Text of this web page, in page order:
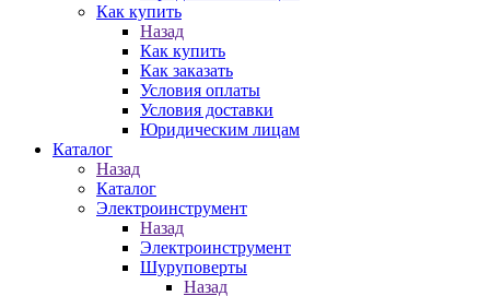
Как купить
Назад
Как купить
Как заказать
Условия оплаты
Условия доставки
Юридическим лицам
Каталог
Назад
Каталог
Электроинструмент
Назад
Электроинструмент
Шуруповерты
Назад